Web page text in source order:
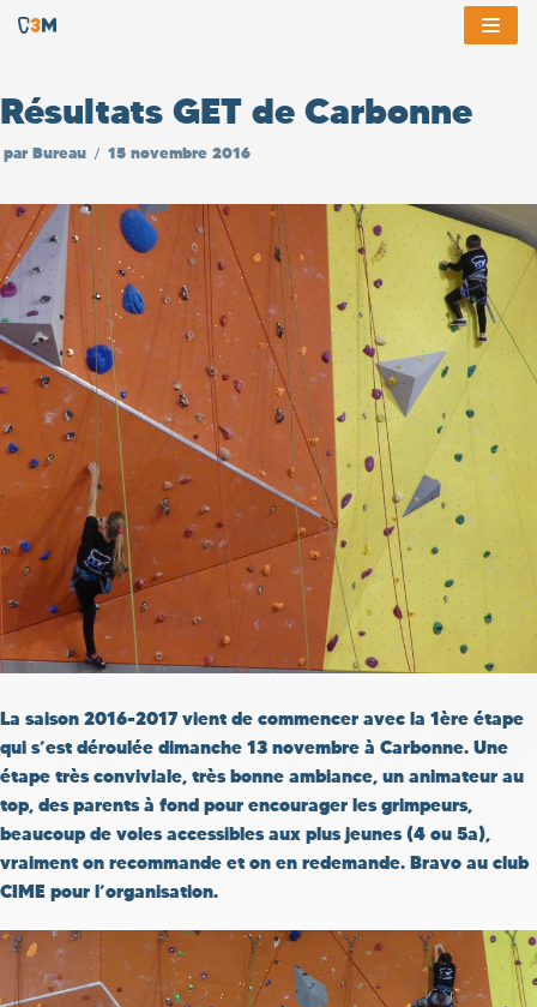
au
contenu
Résultats GET de Carbonne
par Bureau 15 novembre 2016
La saison 2016-2017 vient de commencer avec la 1ère étape
qui s’est déroulée dimanche 13 novembre à Carbonne. Une
étape très conviviale, très bonne ambiance, un animateur au
top, des parents à fond pour encourager les grimpeurs,
beaucoup de voies accessibles aux plus jeunes (4 ou 5a),
vraiment on recommande et on en redemande. Bravo au club
CIME pour l’organisation.